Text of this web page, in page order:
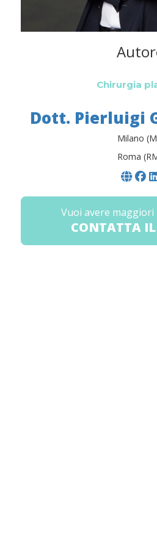
Chirurgia
Dott. Pierluigi
Milano
Roma
Vuoi avere
CONTATTA